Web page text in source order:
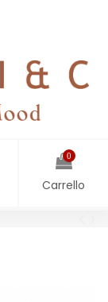
0
Carrello